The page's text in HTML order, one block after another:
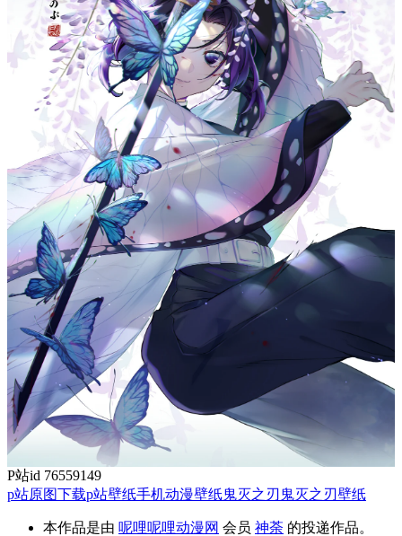
P站id 76559149
p站原图下载p站壁纸手机动漫壁纸鬼灭之刃 鬼灭之刃壁纸
本作品是由 呢哩呢哩动漫网 会员 神荼 的投递作品。